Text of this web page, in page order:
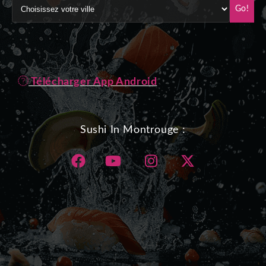
Go!
Télécharger App Android
Sushi In Montrouge :